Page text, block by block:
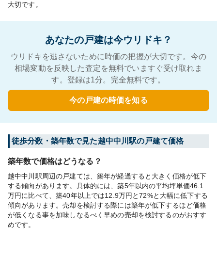
大切です。
あなたの戸建は今ウリドキ？
ウリドキを逃さないために時価の把握が大切です。今の
相場変動を反映した査定を無料でいますぐ受け取れま
す。登録は1分。完全無料です。
今の戸建の時価を知る
徒歩分数・築年数で見た越中中川駅の戸建て価格
築年数で価格はどうなる？
越中中川駅周辺の戸建ては、築年が経過すると大きく価格が低下
する傾向があります。具体的には、築5年以内の平均坪単価46.1
万円に比べて、築40年以上では12.9万円と72%と大幅に低下する
傾向があります。売却を検討する際には築年が低下するほど価格
が低くなる事を加味しなるべく早めの売却を検討するのがおすす
めです。